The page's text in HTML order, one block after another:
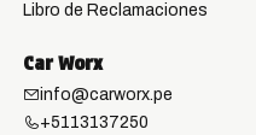
Libro de Reclamaciones
Car Worx
info@carworx.pe
+5113137250